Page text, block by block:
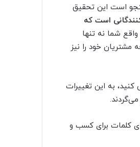
است این تحقیق
است که
واقع شما نه تنها
خود را نیز
کنید، به این تغییرات
کلمات برای کسب و